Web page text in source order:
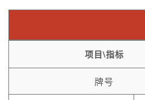
项目\指标
牌号